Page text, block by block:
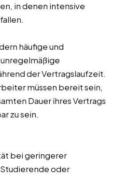
in denen intensive
häufige und
der Vertragslaufzeit.
müssen bereit sein,
Dauer ihres Vertrags
zu sein.
bei geringerer
oder